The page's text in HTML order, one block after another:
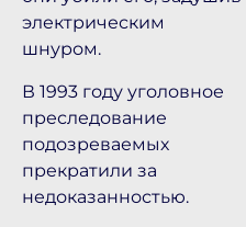
электрическим
шнуром.
В 1993 году уголовное
преследование
подозреваемых
прекратили за
недоказанностью.